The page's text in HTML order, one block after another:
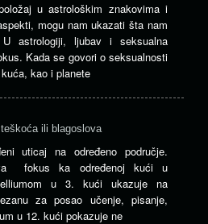
u astrološkim znakovima i
mogu nam ukazati šta nam
astrologiji, ljubav i seksualna
Kada se govori o seksualnosti
kao i planete
ili blagoslova
uticaj na određeno područje.
fokus ka određenoj kući u
u 3. kući ukazuje na
za posao učenje, pisanje,
u 12. kući pokazuje ne